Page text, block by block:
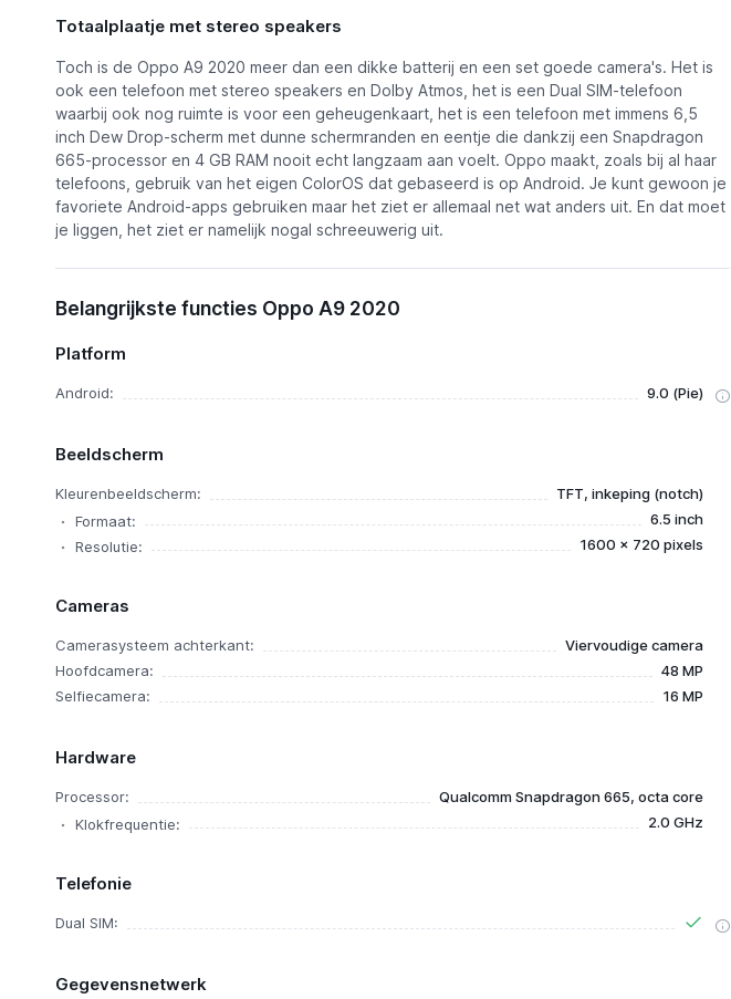
Totaalplaatje met stereo speakers
Toch is de Oppo A9 2020 meer dan een dikke batterij en een set goede camera's. Het is
ook een telefoon met stereo speakers en Dolby Atmos, het is een Dual SIM-telefoon
waarbij ook nog ruimte is voor een geheugenkaart, het is een telefoon met immens 6,5
inch Dew Drop-scherm met dunne schermranden en eentje die dankzij een Snapdragon
665-processor en 4 GB RAM nooit echt langzaam aan voelt. Oppo maakt, zoals bij al haar
telefoons, gebruik van het eigen ColorOS dat gebaseerd is op Android. Je kunt gewoon je
favoriete Android-apps gebruiken maar het ziet er allemaal net wat anders uit. En dat moet
je liggen, het ziet er namelijk nogal schreeuwerig uit.
Belangrijkste functies Oppo A9 2020
Platform
Android: 9.0 (Pie)
Beeldscherm
Kleurenbeeldscherm:
TFT, inkeping (notch)
Formaat:
6.5 inch
Resolutie:
1600 x 720 pixels
Cameras
Camerasysteem achterkant:
Viervoudige camera
Hoofdcamera:
48 MP
Selfiecamera:
16 MP
Hardware
Processor:
Qualcomm Snapdragon 665, octa core
Klokfrequentie:
2.0 GHz
Telefonie
Dual SIM:
Gegevensnetwerk